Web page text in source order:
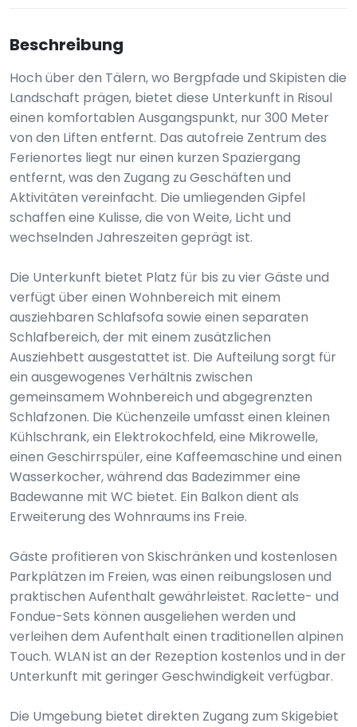
Beschreibung
Hoch über den Tälern, wo Bergpfade und Skipisten die
Landschaft prägen, bietet diese Unterkunft in Risoul
einen komfortablen Ausgangspunkt, nur 300 Meter
von den Liften entfernt. Das autofreie Zentrum des
Ferienortes liegt nur einen kurzen Spaziergang
entfernt, was den Zugang zu Geschäften und
Aktivitäten vereinfacht. Die umliegenden Gipfel
schaffen eine Kulisse, die von Weite, Licht und
wechselnden Jahreszeiten geprägt ist.
Die Unterkunft bietet Platz für bis zu vier Gäste und
verfügt über einen Wohnbereich mit einem
ausziehbaren Schlafsofa sowie einen separaten
Schlafbereich, der mit einem zusätzlichen
Ausziehbett ausgestattet ist. Die Aufteilung sorgt für
ein ausgewogenes Verhältnis zwischen
gemeinsamem Wohnbereich und abgegrenzten
Schlafzonen. Die Küchenzeile umfasst einen kleinen
Kühlschrank, ein Elektrokochfeld, eine Mikrowelle,
einen Geschirrspüler, eine Kaffeemaschine und einen
Wasserkocher, während das Badezimmer eine
Badewanne mit WC bietet. Ein Balkon dient als
Erweiterung des Wohnraums ins Freie.
Gäste profitieren von Skischränken und kostenlosen
Parkplätzen im Freien, was einen reibungslosen und
praktischen Aufenthalt gewährleistet. Raclette- und
Fondue-Sets können ausgeliehen werden und
verleihen dem Aufenthalt einen traditionellen alpinen
Touch. WLAN ist an der Rezeption kostenlos und in der
Unterkunft mit geringer Geschwindigkeit verfügbar.
Die Umgebung bietet direkten Zugang zum Skigebiet